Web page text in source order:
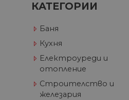
КАТЕГОРИИ
Баня
Кухня
Електроуреди и
отопление
Строителство и
железария
__utmz